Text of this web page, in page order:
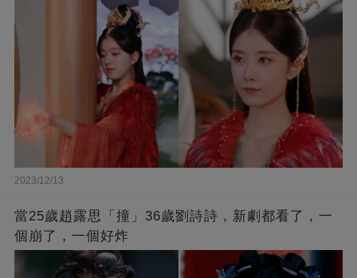
2023/12/13
當25歲趙露思「撞」36歲劉詩詩，新劇都看了，一
個崩了，一個好炸